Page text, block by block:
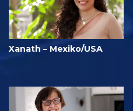
Xanath – Mexiko/USA